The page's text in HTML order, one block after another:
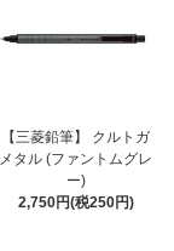
【三菱鉛筆】 クルトガ
メタル (ファントムグレ
ー)
2,750円(税250円)